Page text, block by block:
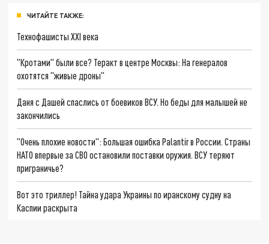
ЧИТАЙТЕ ТАКЖЕ:
Технофашисты XXI века
"Кротами" были все? Теракт в центре Москвы: На генералов
охотятся "живые дроны"
Даня с Дашей спаслись от боевиков ВСУ. Но беды для малышей не
закончились
"Очень плохие новости": Большая ошибка Palantir в России. Страны
НАТО впервые за СВО остановили поставки оружия. ВСУ теряют
приграничье?
Вот это триллер! Тайна удара Украины по иранскому судну на
Каспии раскрыта